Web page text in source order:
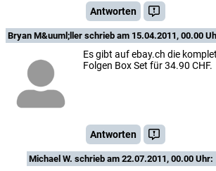
Antworten
Bryan M&uuml;ller schrieb am 15.04.2011, 00.00
Es gibt auf ebay.ch die
Folgen Box Set für 34.90 CHF.
Antworten
Michael W. schrieb am 22.07.2011, 00.00 Uhr: